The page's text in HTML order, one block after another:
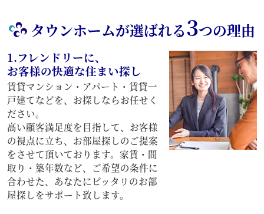
タウンホームが選ばれる3つの理由
1.フレンドリーに、
お客様の快適な住まい探し
賃貸マンション・アパート・賃貸一
戸建てなどを、お探しならお任せく
ださい。
高い顧客満足度を目指して、お客様
の視点に立ち、お部屋探しのご提案
をさせて頂いております。家賃・間
取り・築年数など、ご希望の条件に
合わせた、あなたにピッタリのお部
屋探しをサポート致します。